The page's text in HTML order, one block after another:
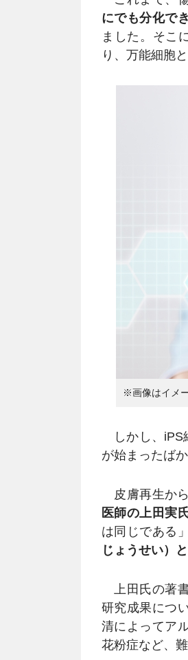
にでも分化で
ました。そこ
り、万能細胞
※画像はイメ
しかし、iPS
が始まったば
皮膚再生か
医師の上田実
は同じである
じょうせい）
上田氏の著
研究成果につ
清によってア
花粉症など、